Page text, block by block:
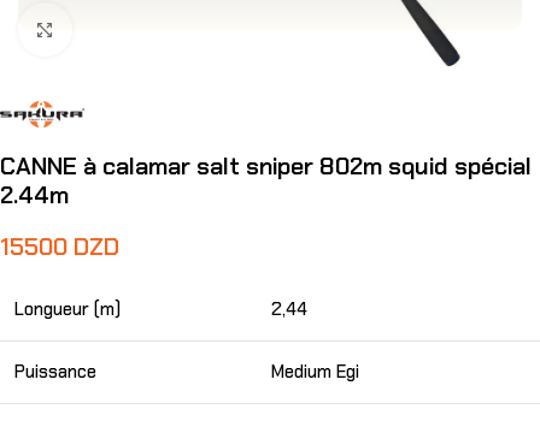
CANNE à calamar salt sniper 802m squid spécial
2.44m
15500 DZD
Longueur (m) 2,44
Puissance Medium Egi